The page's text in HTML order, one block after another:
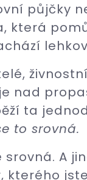
půjčky
která
nad
ta
to srovná.
srovná. A
kterého